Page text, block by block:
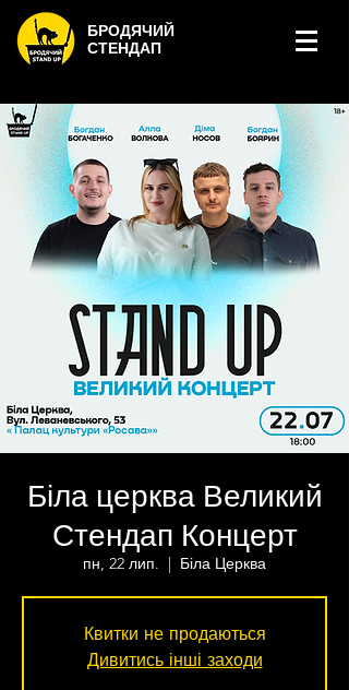
БРОДЯЧИЙ
СТЕНДАП
Біла церква Великий
Стендап Концерт
пн, 22 лип.
  |
Біла Церква
Квитки не продаються
Дивитись інші заходи